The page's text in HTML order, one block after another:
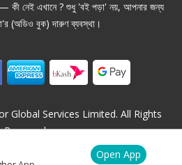
Open App
কী নেই এখানে ? শুধু 'বই পড়া' নয়, আপনার জন্য
(অডিও বুক) দারুণ ব্যবস্থা।
Global Services Limited. All Rights
Reserved.